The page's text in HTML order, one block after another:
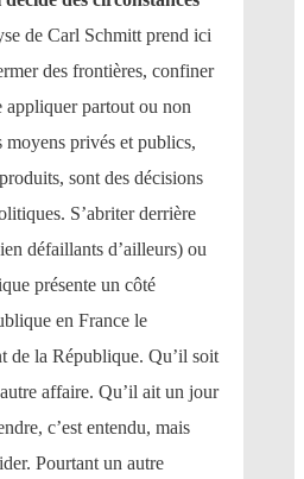
de Carl Schmitt prend ici
des frontières, confiner
partout ou non
moyens privés et publics,
sont des décisions
S’abriter derrière
défaillants d’ailleurs) ou
présente un côté
en France le
de la République. Qu’il soit
affaire. Qu’il ait un jour
c’est entendu, mais
Pourtant un autre